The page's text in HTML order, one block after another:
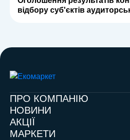
відбору суб'єктів
ПРО КОМПАНІЮ
НОВИНИ
АКЦІЇ
МАРКЕТИ